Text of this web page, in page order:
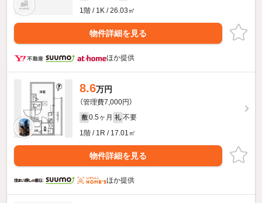
1階 / 1K / 26.03㎡
物件詳細を見る
ほか提供
8.6万円
（管理費7,000円）
敷 0.5ヶ月 礼 不要
1階 / 1R / 17.01㎡
物件詳細を見る
ほか提供